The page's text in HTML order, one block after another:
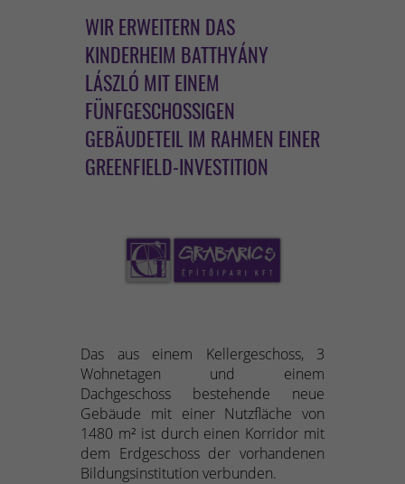
WIR ERWEITERN DAS
KINDERHEIM BATTHYÁNY
LÁSZLÓ MIT EINEM
FÜNFGESCHOSSIGEN
GEBÄUDETEIL IM RAHMEN EINER
GREENFIELD-INVESTITION
Das aus einem Kellergeschoss, 3
Wohnetagen und einem
Dachgeschoss bestehende neue
Gebäude mit einer Nutzfläche von
1480 m² ist durch einen Korridor mit
dem Erdgeschoss der vorhandenen
Bildungsinstitution verbunden.